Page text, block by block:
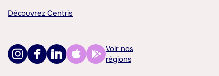
Découvrez Centris
Voir nos
régions